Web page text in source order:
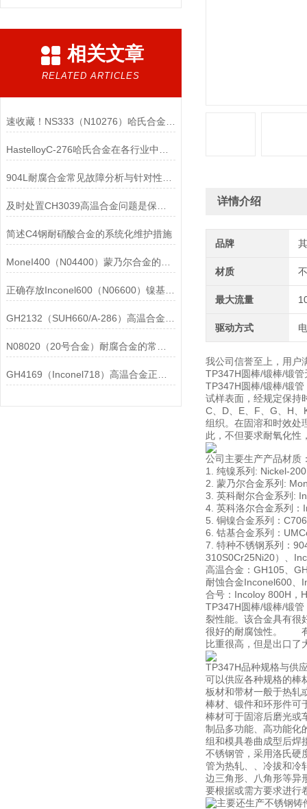
相关文章
RELATED ARTICLES
简述C4钢耐硝酸合金的系统化维护措施
正确存放Inconel600（N06600）镍基合金的重要性介绍
详情介绍
品牌
材质
最大流量
驱动方式
我公司信誉至上，用户
TP347H圆棒/锻棒/锻
TP347H圆棒/锻棒/锻
试样表面，经规定保持
C、D、E、F、G、H
组织。在固溶和时效处
此，不但要求耐氧化性
公司主要生产产品材质
1. 纯镍系列: Nickel-
2. 蒙乃尔合金系列:
3. 英科耐尔合金系列:
4. 英科洛尔合金系列
5. 铜镍合金系列：
6. 钴基合金系列：
7. 特种不锈钢系列：
310S0Cr25Ni20）、
高温合金：GH105、
耐蚀合金Inconel600、
合号：Incoloy 800H，
TP347H圆棒/锻棒/锻
裂性能。该合金具有很
很好的耐腐蚀性。 有
比重很高，但是出口了
TP347H品种规格与供
可以供应各种规格的棒
板材和带材一般于热轧
棒材、锻件和环形件可
棒材可于固溶后磨光
制品多功能、高功能化
组和模具卷曲成型后
不锈钢管，采用洛氏
管为热轧、、冷拔和冷
边三角形、八角形等异
要根据或需方要求进行
主要还生产不锈钢铸